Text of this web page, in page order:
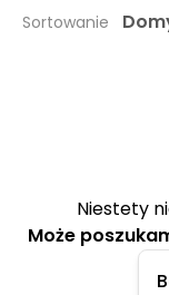
Sortowanie
Niestety
Może